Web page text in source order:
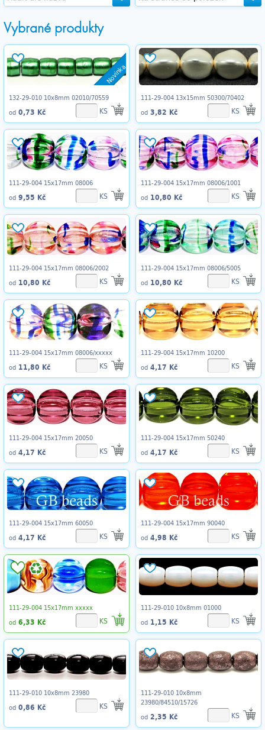
Vybrané produkty
Novinka
132-29-010 10x8mm 02010/70559
od 0,73 Kč KS
111-29-004 13x15mm 50300/70402
od 3,82 Kč KS
111-29-004 15x17mm 08006
od 9,55 Kč KS
111-29-004 15x17mm 08006/1001
od 10,80 Kč KS
111-29-004 15x17mm 08006/2002
od 10,80 Kč KS
111-29-004 15x17mm 08006/5005
od 10,80 Kč KS
111-29-004 15x17mm 08006/xxxxx
od 11,80 Kč KS
111-29-004 15x17mm 10200
od 4,17 Kč KS
111-29-004 15x17mm 20050
od 4,17 Kč KS
111-29-004 15x17mm 50240
od 4,17 Kč KS
111-29-004 15x17mm 60050
od 4,17 Kč KS
111-29-004 15x17mm 90040
od 4,98 Kč KS
111-29-004 15x17mm xxxxx
od 6,33 Kč KS
111-29-010 10x8mm 01000
od 1,15 Kč KS
111-29-010 10x8mm 23980
od 0,86 Kč KS
111-29-010 10x8mm
23980/84510/15726
od 2,35 Kč KS